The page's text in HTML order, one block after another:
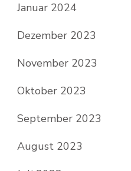
Januar 2024
Dezember 2023
November 2023
Oktober 2023
September 2023
August 2023